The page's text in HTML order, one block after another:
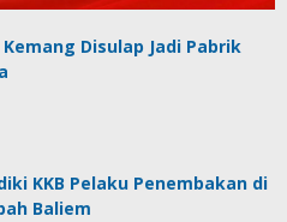
Disulap Jadi Pabrik
KKB Pelaku Penembakan di
Baliem